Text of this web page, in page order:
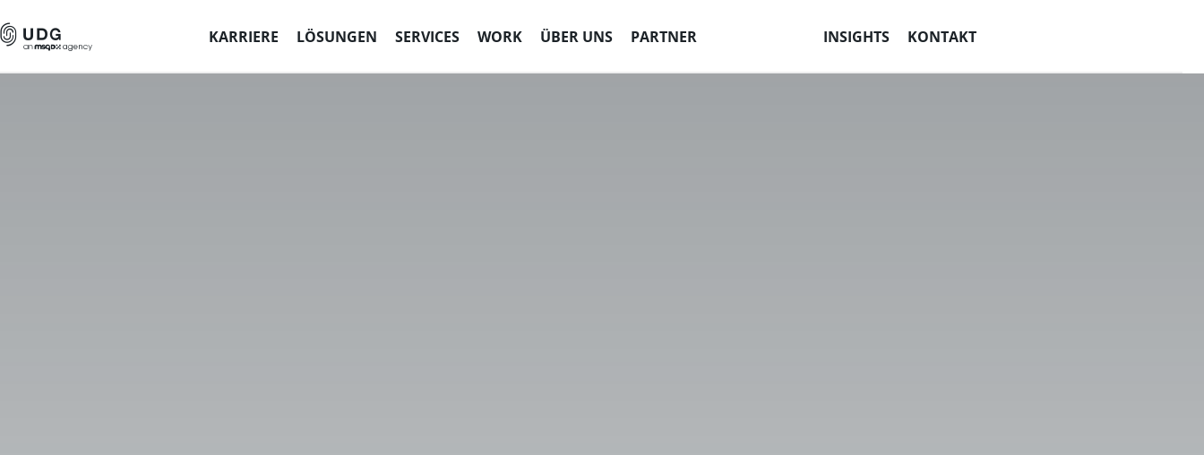
KARRIERE LÖSUNGEN SERVICES WORK ÜBER UNS PARTNER INSIGHTS KONTAKT